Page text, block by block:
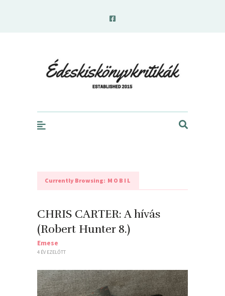
Currently Browsing: MOBIL
CHRIS CARTER: A hívás
(Robert Hunter 8.)
Emese
4 ÉV EZELŐTT